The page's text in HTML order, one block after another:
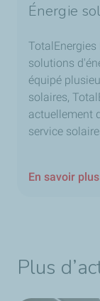
Énergie
solutions
équipé
solaires,
actuellement
service
En savoir plus
Plus